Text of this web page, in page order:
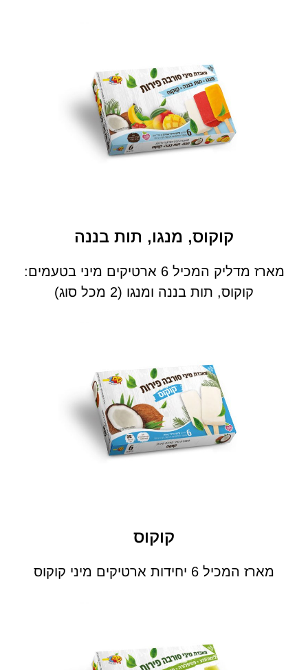
קוקוס, מנגו, תות בננה
מארז מדליק המכיל 6 ארטיקים מיני בטעמים:
קוקוס, תות בננה ומנגו (2 מכל סוג)
קוקוס
מארז המכיל 6 יחידות ארטיקים מיני קוקוס